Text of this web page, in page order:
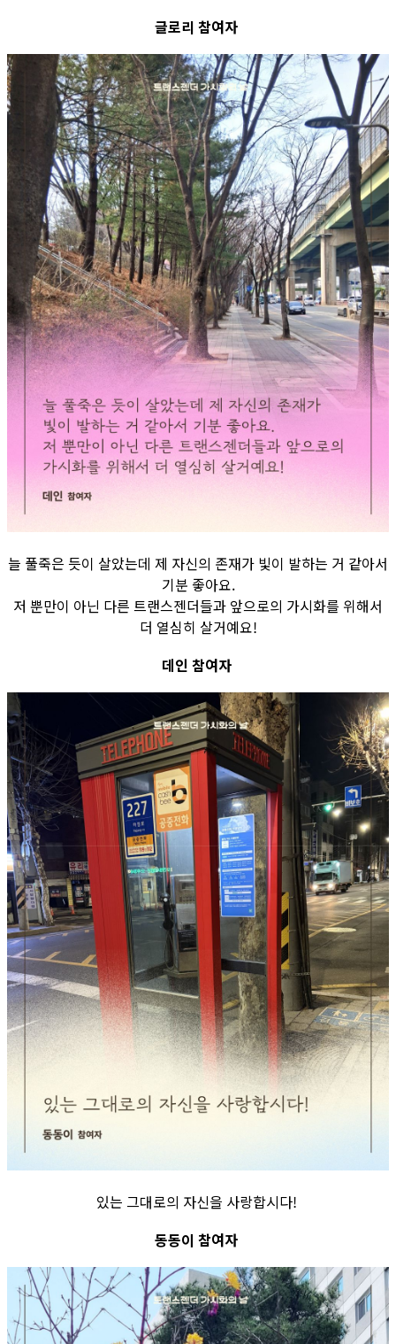
글로리 참여자
늘 풀죽은 듯이 살았는데 제 자신의 존재가 빛이 발하는 거 같아서
기분 좋아요.
저 뿐만이 아닌 다른 트랜스젠더들과 앞으로의 가시화를 위해서
더 열심히 살거예요!
데인 참여자
있는 그대로의 자신을 사랑합시다!
동동이 참여자